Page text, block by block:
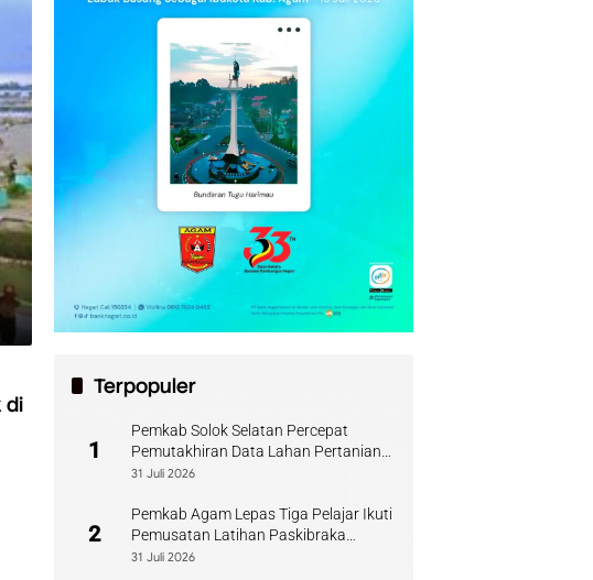
di
Terpopuler
1
Pemkab Solok Selatan Percepat
Pemutakhiran Data Lahan Pertanian
Pangan Berkelanjutan
31 Juli 2026
2
Pemkab Agam Lepas Tiga Pelajar Ikuti
Pemusatan Latihan Paskibraka
Sumbar
31 Juli 2026